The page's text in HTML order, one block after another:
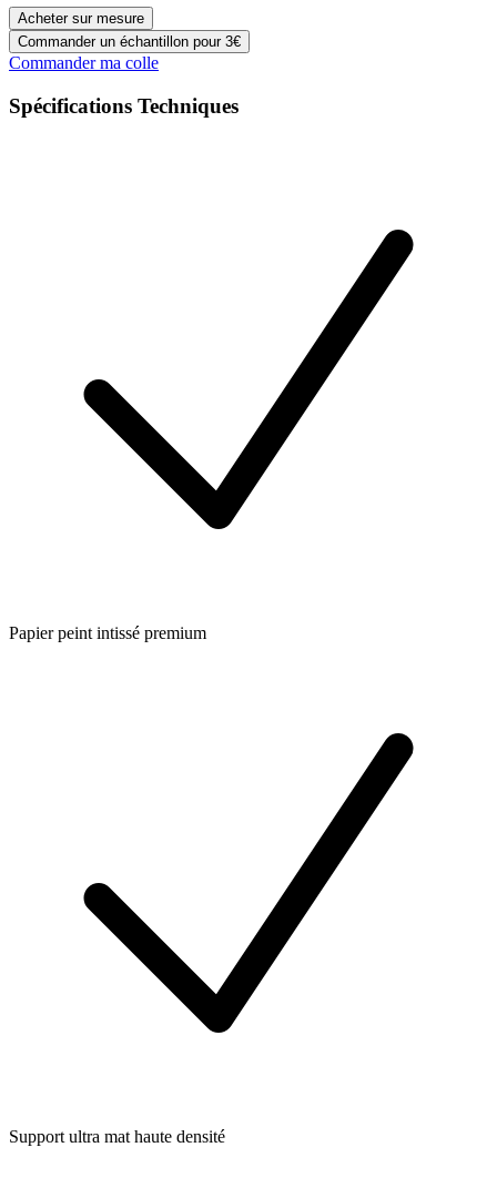
Acheter sur mesure
Commander un échantillon pour 3€
Commander ma colle
Spécifications Techniques
Papier peint intissé premium
Support ultra mat haute densité